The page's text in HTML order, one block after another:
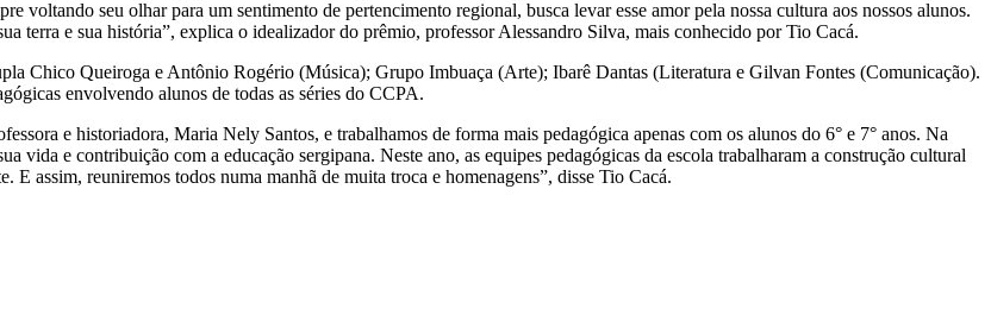
voltando seu olhar para um sentimento de pertencimento regional, busca levar esse amor pela nossa cultura aos nossos alunos.
terra e sua história”, explica o idealizador do prêmio, professor Alessandro Silva, mais conhecido por Tio Cacá.
Chico Queiroga e Antônio Rogério (Música); Grupo Imbuaça (Arte); Ibarê Dantas (Literatura e Gilvan Fontes (Comunicação).
envolvendo alunos de todas as séries do CCPA.
e historiadora, Maria Nely Santos, e trabalhamos de forma mais pedagógica apenas com os alunos do 6° e 7° anos. Na
vida e contribuição com a educação sergipana. Neste ano, as equipes pedagógicas da escola trabalharam a construção cultural
E assim, reuniremos todos numa manhã de muita troca e homenagens”, disse Tio Cacá.